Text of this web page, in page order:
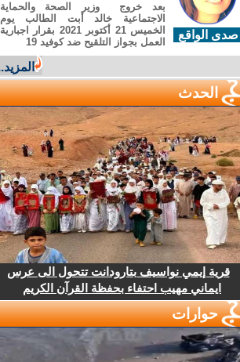
صدى الواقع
بعد خروج وزير الصحة والحماية
الاجتماعية خالد أبت الطالب يوم
الخميس 21 أكتوبر 2021 بقرار اجبارية
العمل بجواز التلقيح ضد كوفيد 19
المزيد...
الحدث
قرية إيمي نواسيف بتارودانت تتحول الى عرس
ايماني مهيب احتفاء بحفظة القرآن الكريم
حوارات